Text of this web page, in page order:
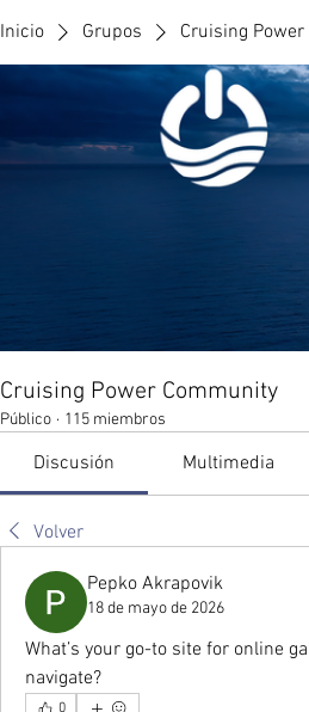
Inicio Grupos Cruising
Cruising Power Community
Público · 115 miembros
Discusión Multimedia
Volver
Pepko Akrapovik
18 de mayo de 2026
What’s your go-to site for online
navigate?
0